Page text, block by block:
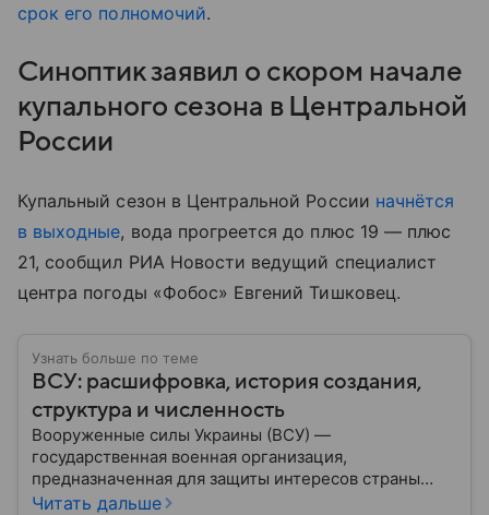
срок его полномочий.
Синоптик заявил о скором начале
купального сезона в Центральной
России
Купальный сезон в Центральной России начнётся
в выходные, вода прогреется до плюс 19 — плюс
21, сообщил РИА Новости ведущий специалист
центра погоды «Фобос» Евгений Тишковец.
Узнать больше по теме
ВСУ: расшифровка, история создания,
структура и численность
Вооруженные силы Украины (ВСУ) —
государственная военная организация,
предназначенная для защиты интересов страны
военным путем. Была создана после
Читать дальше